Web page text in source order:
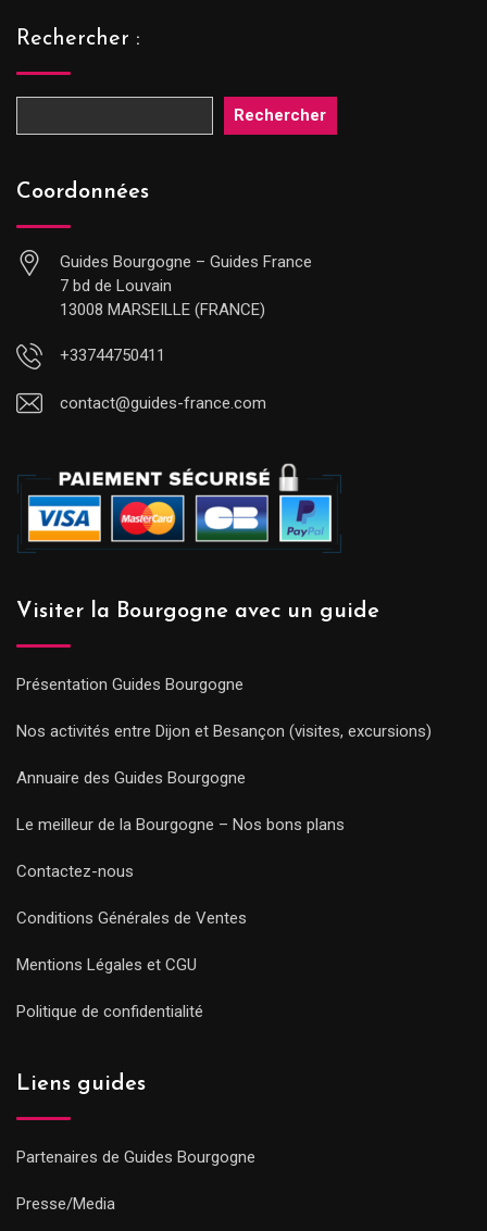
Rechercher :
Rechercher
Coordonnées
Guides Bourgogne – Guides France
7 bd de Louvain
13008 MARSEILLE (FRANCE)
+33744750411
contact@guides-france.com
Visiter la Bourgogne avec un guide
Présentation Guides Bourgogne
Nos activités entre Dijon et Besançon (visites, excursions)
Annuaire des Guides Bourgogne
Le meilleur de la Bourgogne – Nos bons plans
Contactez-nous
Conditions Générales de Ventes
Mentions Légales et CGU
Politique de confidentialité
Liens guides
Partenaires de Guides Bourgogne
Presse/Media